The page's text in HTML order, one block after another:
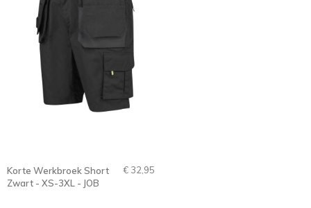
Korte Werkbroek Short
Zwart - XS-3XL - JOB
€ 32,95